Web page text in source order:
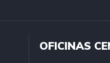
OFICINAS